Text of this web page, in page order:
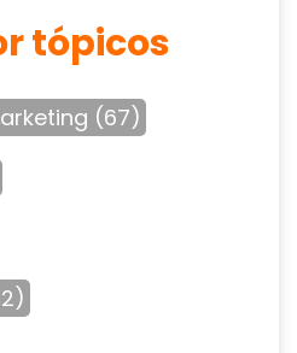
tópicos
(67)